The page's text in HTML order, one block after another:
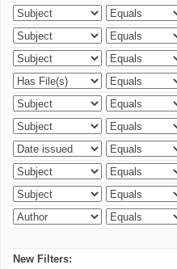
New Filters: